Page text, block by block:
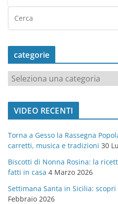
categorie
a
t
o
r
i
e
VIDEO RECENTI
Torna a Gesso la Rassegna
carretti, musica e tradizioni 30
Biscotti di Nonna Rosina: la
fatti in casa 4 Marzo 2026
Settimana Santa in Sicilia:
Febbraio 2026